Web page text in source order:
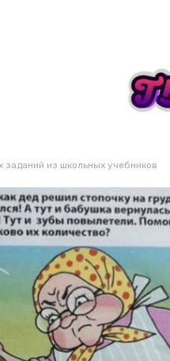
заданий из школьных учебников